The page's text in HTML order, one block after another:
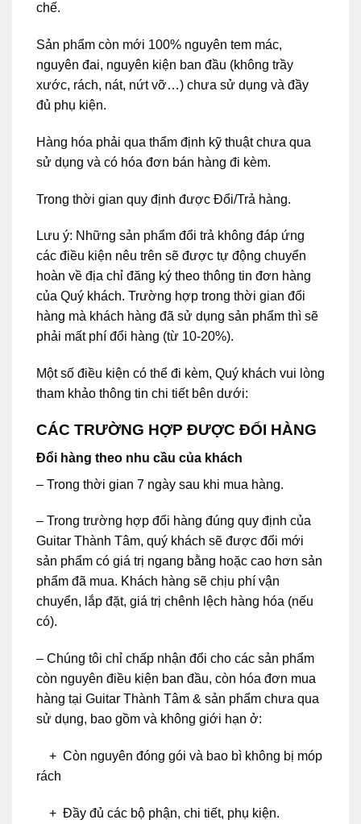
chế.
Sản phẩm còn mới 100% nguyên tem mác,
nguyên đai, nguyên kiện ban đầu (không trầy
xước, rách, nát, nứt vỡ…) chưa sử dụng và đầy
đủ phụ kiện.
Hàng hóa phải qua thẩm định kỹ thuật chưa qua
sử dụng và có hóa đơn bán hàng đi kèm.
Trong thời gian quy định được Đổi/Trả hàng.
Lưu ý: Những sản phẩm đổi trả không đáp ứng
các điều kiện nêu trên sẽ được tự động chuyển
hoàn về địa chỉ đăng ký theo thông tin đơn hàng
của Quý khách. Trường hợp trong thời gian đổi
hàng mà khách hàng đã sử dụng sản phẩm thì sẽ
phải mất phí đổi hàng (từ 10-20%).
Một số điều kiện có thể đi kèm, Quý khách vui lòng
tham khảo thông tin chi tiết bên dưới:
CÁC TRƯỜNG HỢP ĐƯỢC ĐỔI HÀNG
Đổi hàng theo nhu cầu của khách
– Trong thời gian 7 ngày sau khi mua hàng.
– Trong trường hợp đổi hàng đúng quy định của
Guitar Thành Tâm, quý khách sẽ được đổi mới
sản phẩm có giá trị ngang bằng hoặc cao hơn sản
phẩm đã mua. Khách hàng sẽ chịu phí vận
chuyển, lắp đặt, giá trị chênh lệch hàng hóa (nếu
có).
– Chúng tôi chỉ chấp nhận đổi cho các sản phẩm
còn nguyên điều kiện ban đầu, còn hóa đơn mua
hàng tại Guitar Thành Tâm & sản phẩm chưa qua
sử dụng, bao gồm và không giới hạn ở:
+ Còn nguyên đóng gói và bao bì không bị móp
rách
+ Đầy đủ các bộ phận, chi tiết, phụ kiện.